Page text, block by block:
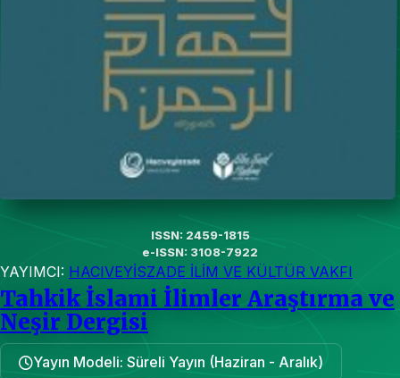
ISSN: 2459-1815
e-ISSN: 3108-7922
YAYIMCI: HACIVEYİSZADE İLİM VE KÜLTÜR VAKFI
Tahkik İslami İlimler Araştırma ve
Neşir Dergisi
Yayın Modeli: Süreli Yayın (Haziran - Aralık)